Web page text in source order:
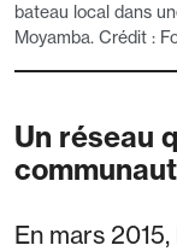
bateau local dans
Moyamba. Crédit :
Un réseau
En mars